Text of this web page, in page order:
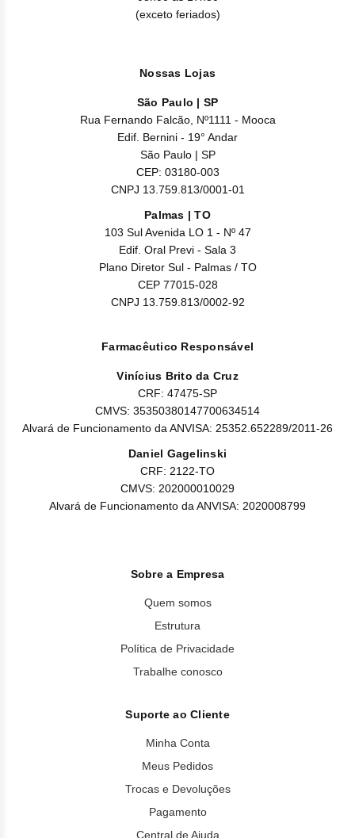
(exceto feriados)
Nossas Lojas
São Paulo | SP
Rua Fernando Falcão, Nº1111 - Mooca
Edif. Bernini - 19° Andar
São Paulo | SP
CEP: 03180-003
CNPJ 13.759.813/0001-01
Palmas | TO
103 Sul Avenida LO 1 - Nº 47
Edif. Oral Previ - Sala 3
Plano Diretor Sul - Palmas / TO
CEP 77015-028
CNPJ 13.759.813/0002-92
Farmacêutico Responsável
Vinícius Brito da Cruz
CRF: 47475-SP
CMVS: 35350380147700634514
Alvará de Funcionamento da ANVISA: 25352.652289/2011-26
Daniel Gagelinski
CRF: 2122-TO
CMVS: 202000010029
Alvará de Funcionamento da ANVISA: 2020008799
Sobre a Empresa
Quem somos
Estrutura
Política de Privacidade
Trabalhe conosco
Suporte ao Cliente
Minha Conta
Meus Pedidos
Trocas e Devoluções
Pagamento
Central de Ajuda